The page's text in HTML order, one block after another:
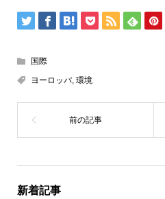
国際
ヨーロッパ, 環境
新着記事